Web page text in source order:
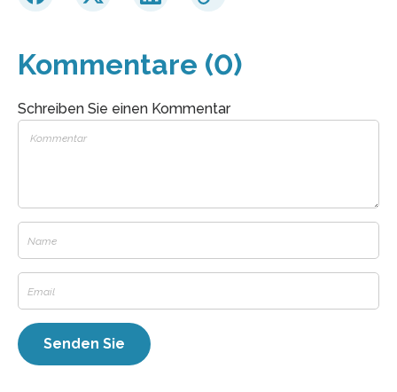
Kommentare (0)
Schreiben Sie einen Kommentar